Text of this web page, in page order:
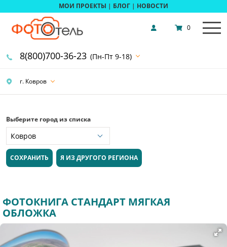
МОИ ПРОЕКТЫ | БЛОГ | НОВОСТИ
г. Ковров
8(800)700-36-23 (Пн-Пт 9-18)
0
Выберите город из списка
СОХРАНИТЬ Я ИЗ ДРУГОГО РЕГИОНА
ФОТОКНИГА СТАНДАРТ МЯГКАЯ
ОБЛОЖКА